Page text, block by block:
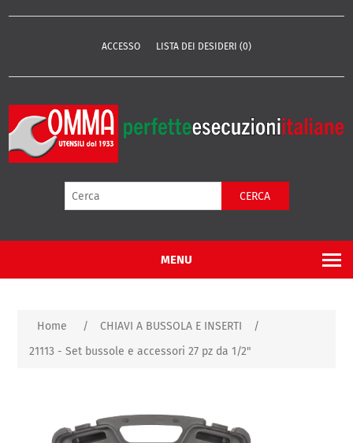
ACCESSO LISTA DEI DESIDERI (0)
CERCA
MENU
Home / CHIAVI A BUSSOLA E INSERTI
/
21113 - Set bussole e accessori 27 pz da 1/2"